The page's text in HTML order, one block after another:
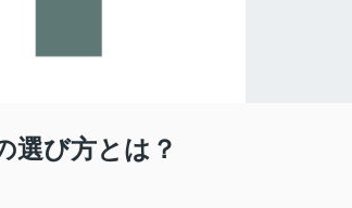
選び方とは？